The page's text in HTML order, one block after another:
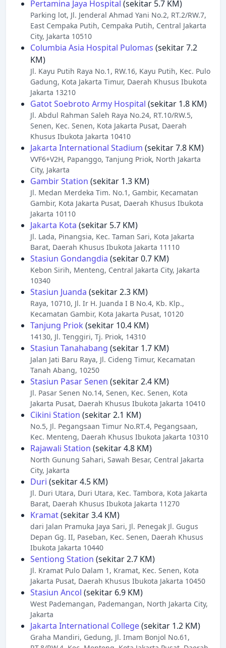
Pertamina Jaya Hospital (sekitar 5.7 KM)
Parking lot, Jl. Jenderal Ahmad Yani No.2, RT.2/RW.7,
East Cempaka Putih, Cempaka Putih, Central Jakarta
City, Jakarta 10510
Columbia Asia Hospital Pulomas (sekitar 7.2
KM)
Jl. Kayu Putih Raya No.1, RW.16, Kayu Putih, Kec. Pulo
Gadung, Kota Jakarta Timur, Daerah Khusus Ibukota
Jakarta 13210
Gatot Soebroto Army Hospital (sekitar 1.8 KM)
Jl. Abdul Rahman Saleh Raya No.24, RT.10/RW.5,
Senen, Kec. Senen, Kota Jakarta Pusat, Daerah
Khusus Ibukota Jakarta 10410
Jakarta International Stadium (sekitar 7.8 KM)
VVF6+V2H, Papanggo, Tanjung Priok, North Jakarta
City, Jakarta
Gambir Station (sekitar 1.3 KM)
Jl. Medan Merdeka Tim. No.1, Gambir, Kecamatan
Gambir, Kota Jakarta Pusat, Daerah Khusus Ibukota
Jakarta 10110
Jakarta Kota (sekitar 5.7 KM)
Jl. Lada, Pinangsia, Kec. Taman Sari, Kota Jakarta
Barat, Daerah Khusus Ibukota Jakarta 11110
Stasiun Gondangdia (sekitar 0.7 KM)
Kebon Sirih, Menteng, Central Jakarta City, Jakarta
10340
Stasiun Juanda (sekitar 2.3 KM)
Raya, 10710, Jl. Ir H. Juanda I B No.4, Kb. Klp.,
Kecamatan Gambir, Kota Jakarta Pusat, 10120
Tanjung Priok (sekitar 10.4 KM)
14130, Jl. Tenggiri, Tj. Priok, 14310
Stasiun Tanahabang (sekitar 1.7 KM)
Jalan Jati Baru Raya, Jl. Cideng Timur, Kecamatan
Tanah Abang, 10250
Stasiun Pasar Senen (sekitar 2.4 KM)
Jl. Pasar Senen No.14, Senen, Kec. Senen, Kota
Jakarta Pusat, Daerah Khusus Ibukota Jakarta 10410
Cikini Station (sekitar 2.1 KM)
No.5, Jl. Pegangsaan Timur No.RT.4, Pegangsaan,
Kec. Menteng, Daerah Khusus Ibukota Jakarta 10310
Rajawali Station (sekitar 4.8 KM)
North Gunung Sahari, Sawah Besar, Central Jakarta
City, Jakarta
Duri (sekitar 4.5 KM)
Jl. Duri Utara, Duri Utara, Kec. Tambora, Kota Jakarta
Barat, Daerah Khusus Ibukota Jakarta 11270
Kramat(sekitar 3.4 KM)
dari Jalan Pramuka Jaya Sari, Jl. Penegak Jl. Gugus
Depan Gg. II, Paseban, Kec. Senen, Daerah Khusus
Ibukota Jakarta 10440
Sentiong Station (sekitar 2.7 KM)
Jl. Kramat Pulo Dalam 1, Kramat, Kec. Senen, Kota
Jakarta Pusat, Daerah Khusus Ibukota Jakarta 10450
Stasiun Ancol (sekitar 6.9 KM)
West Pademangan, Pademangan, North Jakarta City,
Jakarta
Jakarta International College(sekitar 1.2 KM)
Graha Mandiri, Gedung, Jl. Imam Bonjol No.61,